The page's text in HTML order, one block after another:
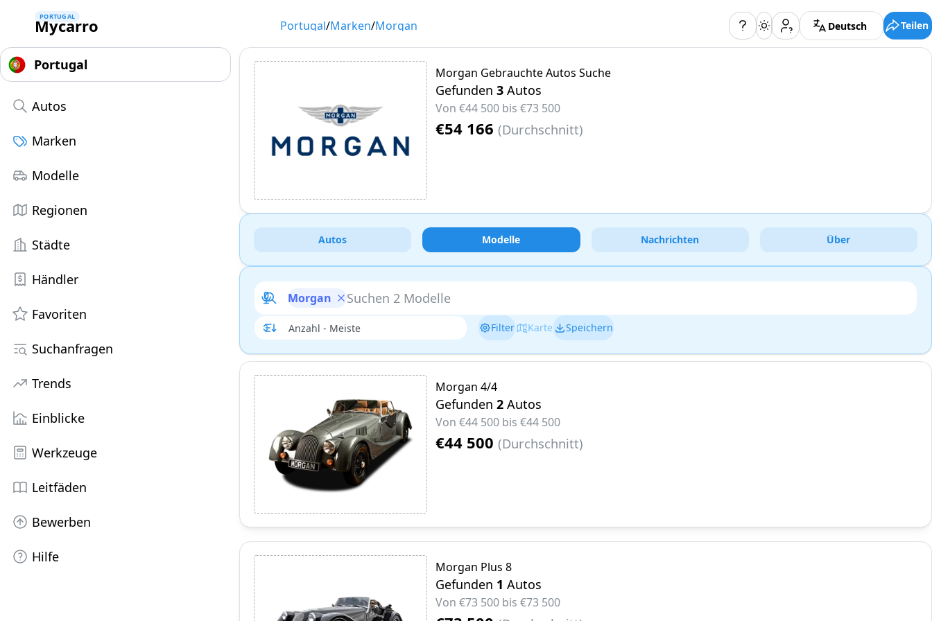
Mycarro
PORTUGAL
Portugal/Marken/Morgan Deutsch Teilen
Autos
Marken
Modelle
Regionen
Städte
Händler
Favoriten
Suchanfragen
Trends
Einblicke
Werkzeuge
Leitfäden
Bewerben
Hilfe
Morgan Gebrauchte Autos Suche
Gefunden 3 Autos
Von €44 500 bis €73 500
€54 166 (Durchschnitt)
Autos Modelle Nachrichten Über
Morgan
Filter Karte Speichern
Morgan 4/4
Gefunden 2 Autos
Von €44 500 bis €44 500
€44 500 (Durchschnitt)
Morgan Plus 8
Gefunden 1 Autos
Von €73 500 bis €73 500